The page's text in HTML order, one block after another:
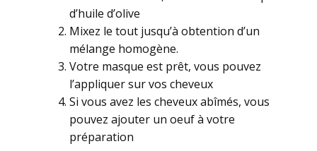
d’huile d’olive
Mixez le tout jusqu’à obtention d’un
mélange homogène.
Votre masque est prêt, vous pouvez
l’appliquer sur vos cheveux
Si vous avez les cheveux abîmés, vous
pouvez ajouter un oeuf à votre
préparation